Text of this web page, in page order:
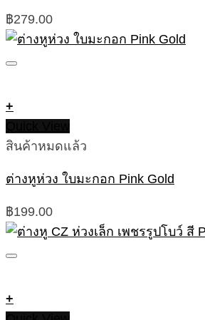
฿279.00
+
สินค้าหมดแล้ว
ต่างหูห่วง ใบมะกอก Pink Gold
฿199.00
+